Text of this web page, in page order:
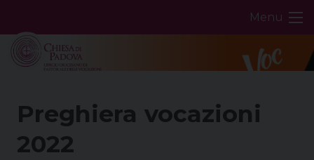
content
Menu
Preghiera vocazioni
2022